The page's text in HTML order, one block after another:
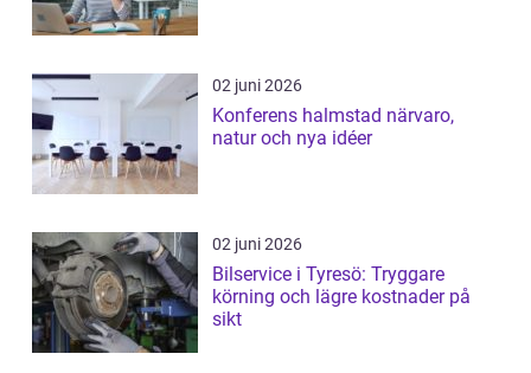
02 juni 2026
Konferens halmstad närvaro,
natur och nya idéer
02 juni 2026
Bilservice i Tyresö: Tryggare
körning och lägre kostnader på
sikt